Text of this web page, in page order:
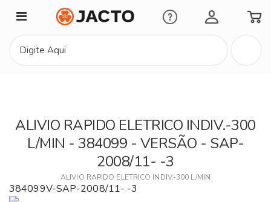
Minha Conta
ALIVIO RAPIDO ELETRICO INDIV.-300
L/MIN - 384099 - VERSÃO - SAP-
2008/11- -3
ALIVIO RAPIDO ELETRICO INDIV.-300 L/MIN
384099V-SAP-2008/11- -3